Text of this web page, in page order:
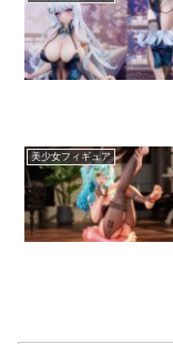
美少女フィギュア